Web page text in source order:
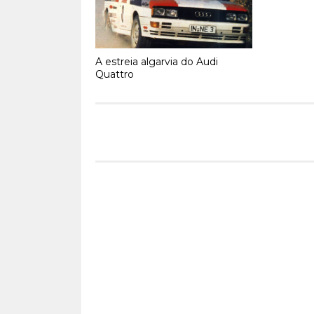
A estreia algarvia do Audi
Quattro